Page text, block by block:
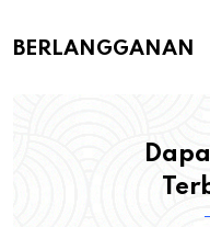
BERLANGGANAN